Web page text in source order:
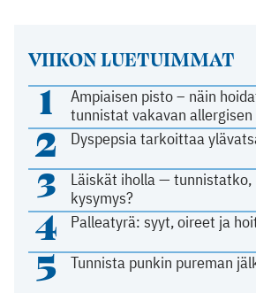
VIIKON LUETUIMMAT
1
Ampiaisen pisto – näin
tunnistat vakavan
2 Dyspepsia tarkoittaa
3
Läiskät iholla — tunnistatko,
kysymys?
4 Palleatyrä: syyt, oireet ja
5 Tunnista punkin pureman